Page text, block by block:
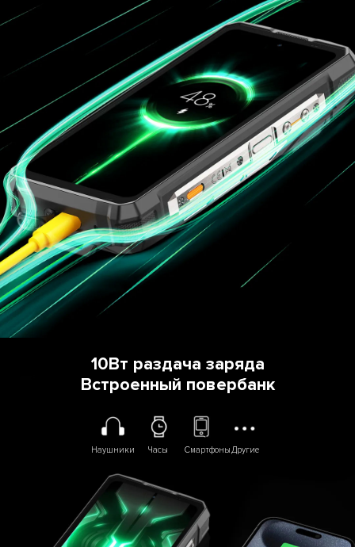
10Вт раздача заряда
Встроенный повербанк
Наушники Часы СмартфоныДругие